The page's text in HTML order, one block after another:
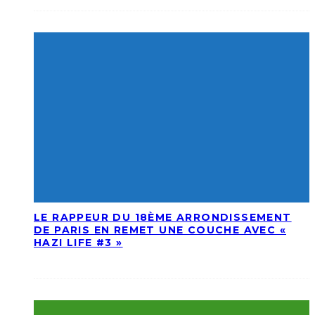
LE RAPPEUR DU 18ÈME ARRONDISSEMENT
DE PARIS EN REMET UNE COUCHE AVEC «
HAZI LIFE #3 »